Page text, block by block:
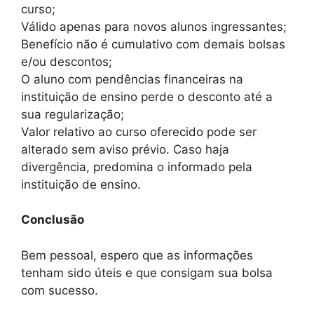
curso;
Válido apenas para novos alunos ingressantes;
Benefício não é cumulativo com demais bolsas
e/ou descontos;
O aluno com pendências financeiras na
instituição de ensino perde o desconto até a
sua regularização;
Valor relativo ao curso oferecido pode ser
alterado sem aviso prévio. Caso haja
divergência, predomina o informado pela
instituição de ensino.
Conclusão
Bem pessoal, espero que as informações
tenham sido úteis e que consigam sua bolsa
com sucesso.